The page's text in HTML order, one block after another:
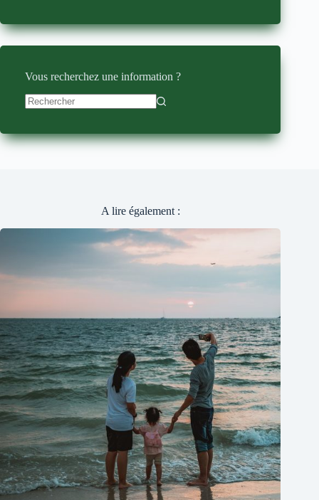
Vous recherchez une information ?
A lire également :